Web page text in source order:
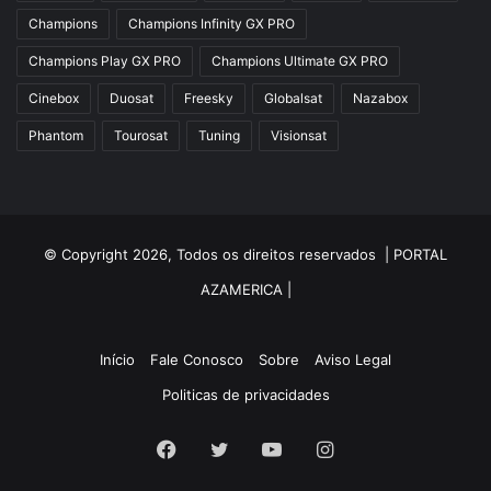
Azfox
Azgold
Azplus
Azsat
Blade B1
Champions
Champions PRO GX
Champions Super GX
Cinebox
Champions Champions Infinity GX PRO
Champions Play GX PRO Champions Ultimate GX PRO
Cinebox Duosat Freesky Globalsat Nazabox
Phantom Tourosat Tuning Visionsat
© Copyright 2026, Todos os direitos reservados | PORTAL
AZAMERICA|
Início Fale Conosco Sobre
Aviso Legal
Politicas de privacidades
Facebook
Twitter YouTubeInstagram